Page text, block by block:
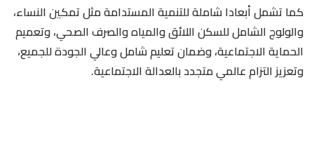
كما تشمل أبعادا شاملة للتنمية المستدامة مثل تمكين النساء،
والولوج الشامل للسكن اللائق والمياه والصرف الصحي، وتعميم
الحماية الاجتماعية، وضمان تعليم شامل وعالي الجودة للجميع،
وتعزيز التزام عالمي متجدد بالعدالة الاجتماعية.